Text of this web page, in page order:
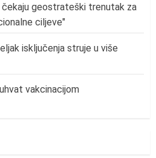
geostrateški trenutak za
ciljeve"
isključenja struje u više
vakcinacijom